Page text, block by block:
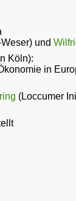
und
Köln):
in
(Loccumer